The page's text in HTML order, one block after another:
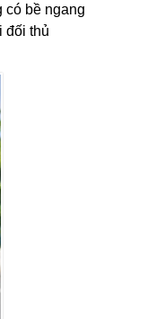
có bề ngang
đối thủ